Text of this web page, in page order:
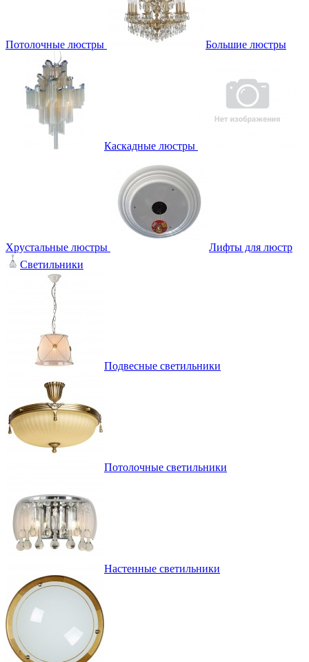
Потолочные люстры Большие люстры
Каскадные люстры
Хрустальные люстры
Лифты для люстр
Светильники
Подвесные светильники
Потолочные светильники
Настенные светильники